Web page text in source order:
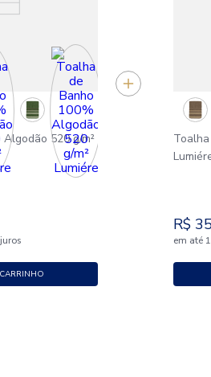
520 g/m²
R$
em até 1